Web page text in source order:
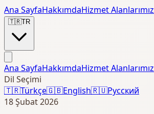
Ana SayfaHakkımdaHizmet Alanlarımız
🇹🇷TR
Ana SayfaHakkımdaHizmet Alanlarımız
Dil Seçimi
🇹🇷Türkçe🇬🇧English🇷🇺Русский
18 Şubat 2026